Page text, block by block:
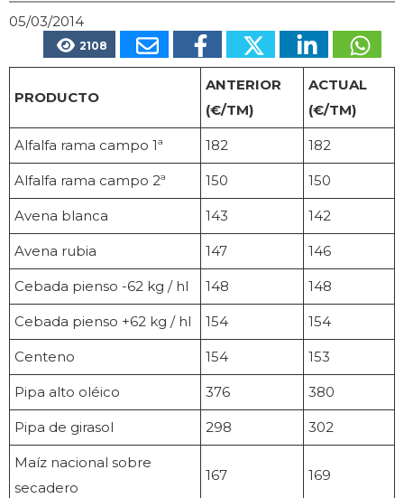
05/03/2014
2108
PRODUCTO
ANTERIOR
(€/TM)
ACTUAL
(€/TM)
Alfalfa rama campo 1ª 182 182
Alfalfa rama campo 2ª 150 150
Avena blanca 143 142
Avena rubia 147 146
Cebada pienso -62 kg / hl 148 148
Cebada pienso +62 kg / hl 154 154
Centeno 154 153
Pipa alto oléico 376 380
Pipa de girasol 298 302
Maíz nacional sobre
secadero
167 169